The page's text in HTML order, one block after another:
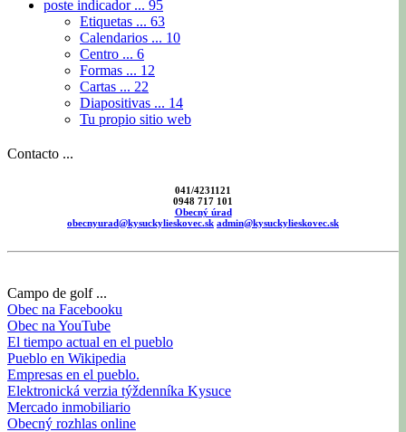
poste indicador ... 95
Etiquetas ... 63
Calendarios ... 10
Centro ... 6
Formas ... 12
Cartas ... 22
Diapositivas ... 14
Tu propio sitio web
Contacto ...
041/4231121
0948 717 101
Obecný úrad
obecnyurad@kysuckylieskovec.sk admin@kysuckylieskovec.sk
Campo de golf ...
Obec na Facebooku
Obec na YouTube
El tiempo actual en el pueblo
Pueblo en Wikipedia
Empresas en el pueblo.
Elektronická verzia týždenníka Kysuce
Mercado inmobiliario
Obecný rozhlas online